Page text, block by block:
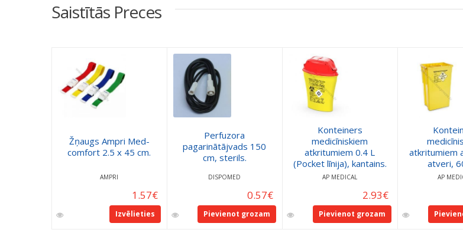
Saistītās Preces
Žņaugs Ampri Med-
comfort 2.5 x 45 cm.
AMPRI
1.57€
Izvēlieties
Perfuzora
pagarinātājvads 150
cm, sterils.
DISPOMED
0.57€
Pievienot grozam
Konteiners
medicīniskiem
atkritumiem 0.4 L
(Pocket līnija), kantains.
AP MEDICAL
2.93€
Pievienot grozam
atkritumiem
atveri,
AP